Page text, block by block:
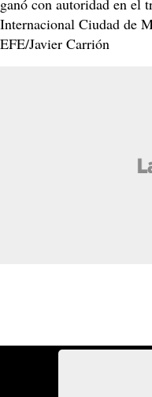
ganó con autoridad en el
Internacional Ciudad de
EFE/Javier Carrión